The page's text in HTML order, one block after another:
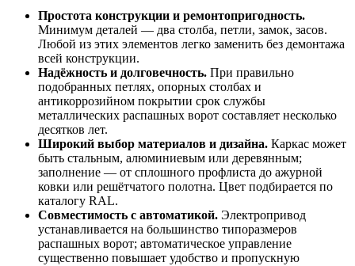
Простота конструкции и ремонтопригодность.
Минимум деталей — два столба, петли, замок, засов.
Любой из этих элементов легко заменить без демонтажа
всей конструкции.
Надёжность и долговечность. При правильно
подобранных петлях, опорных столбах и
антикоррозийном покрытии срок службы
металлических распашных ворот составляет несколько
десятков лет.
Широкий выбор материалов и дизайна. Каркас может
быть стальным, алюминиевым или деревянным;
заполнение — от сплошного профлиста до ажурной
ковки или решётчатого полотна. Цвет подбирается по
каталогу RAL.
Совместимость с автоматикой. Электропривод
устанавливается на большинство типоразмеров
распашных ворот; автоматическое управление
существенно повышает удобство и пропускную